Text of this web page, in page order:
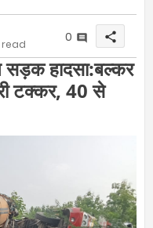
read 0 share
सड़क हादसा:बल्कर
टक्कर, 40 से